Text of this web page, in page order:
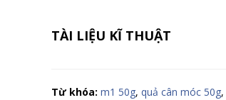
TÀI LIỆU KĨ THUẬT
Từ khóa: m1 50g, quả cân móc 50g,